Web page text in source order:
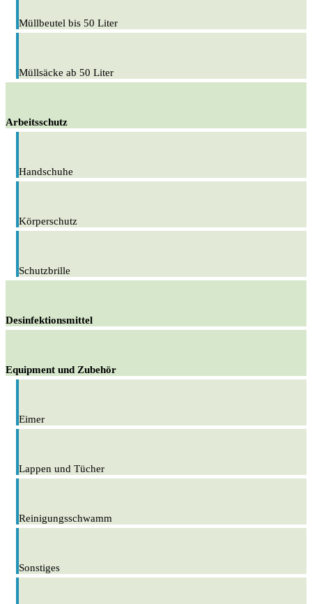
Müllbeutel bis 50 Liter
Müllsäcke ab 50 Liter
Arbeitsschutz
Handschuhe
Körperschutz
Schutzbrille
Desinfektionsmittel
Equipment und Zubehör
Eimer
Lappen und Tücher
Reinigungsschwamm
Sonstiges